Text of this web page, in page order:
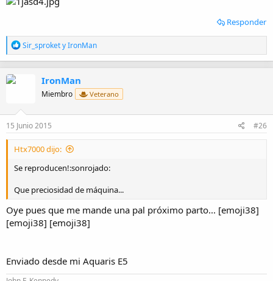
Responder
R
e
a
n
e
s
Sir_sproketyIronMan
IronMan
Miembro Veterano
15 Junio 2015 #26
Htx7000 dijo:
Se reproducen!:sonrojado:
Que preciosidad de máquina...
Oye pues que me mande una pal próximo parto... [emoji38]
[emoji38] [emoji38]
Enviado desde mi Aquaris E5